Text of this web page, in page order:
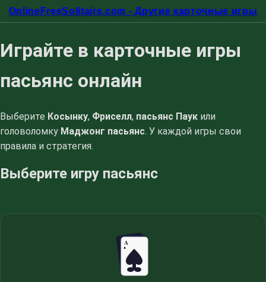
OnlineFreeSolitaire.com - Другие карточные игры
Играйте в карточные игры
пасьянс онлайн
Выберите Косынку, Фриселл, пасьянс Паук или
головоломку Маджонг пасьянс. У каждой игры свои
правила и стратегия.
Выберите игру пасьянс